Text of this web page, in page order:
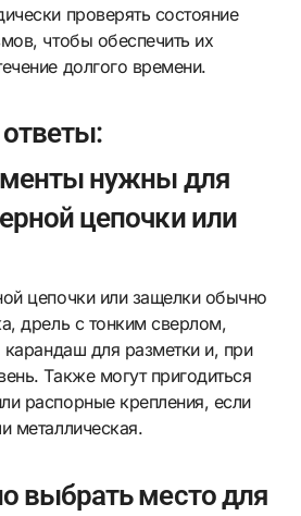
проверять состояние
чтобы обеспечить их
долгого времени.
нужны для
цепочки или
цепочки или защелки обычно
дрель с тонким сверлом,
карандаш для разметки и, при
Также могут пригодиться
распорные крепления, если
металлическая.
выбрать место для